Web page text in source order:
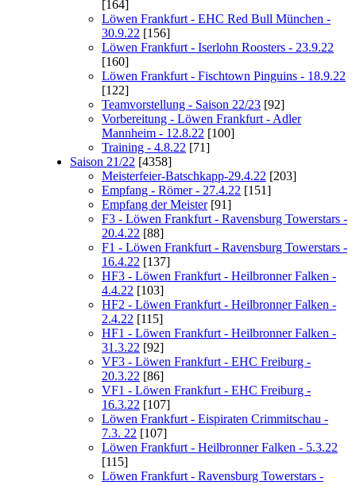
[164]
Löwen Frankfurt - EHC Red Bull München -
30.9.22 [156]
Löwen Frankfurt - Iserlohn Roosters - 23.9.22
[160]
Löwen Frankfurt - Fischtown Pinguins - 18.9.22
[122]
Teamvorstellung - Saison 22/23 [92]
Vorbereitung - Löwen Frankfurt - Adler
Mannheim - 12.8.22 [100]
Training - 4.8.22 [71]
Saison 21/22 [4358]
Meisterfeier-Batschkapp-29.4.22 [203]
Empfang - Römer - 27.4.22 [151]
Empfang der Meister[91]
F3 - Löwen Frankfurt - Ravensburg Towerstars -
20.4.22 [88]
F1 - Löwen Frankfurt - Ravensburg Towerstars -
16.4.22 [137]
HF3 - Löwen Frankfurt - Heilbronner Falken -
4.4.22 [103]
HF2 - Löwen Frankfurt - Heilbronner Falken -
2.4.22 [115]
HF1 - Löwen Frankfurt - Heilbronner Falken -
31.3.22 [92]
VF3 - Löwen Frankfurt - EHC Freiburg -
20.3.22 [86]
VF1 - Löwen Frankfurt - EHC Freiburg -
16.3.22 [107]
Löwen Frankfurt - Eispiraten Crimmitschau -
7.3. 22 [107]
Löwen Frankfurt - Heilbronner Falken - 5.3.22
[115]
Löwen Frankfurt - Ravensburg Towerstars -